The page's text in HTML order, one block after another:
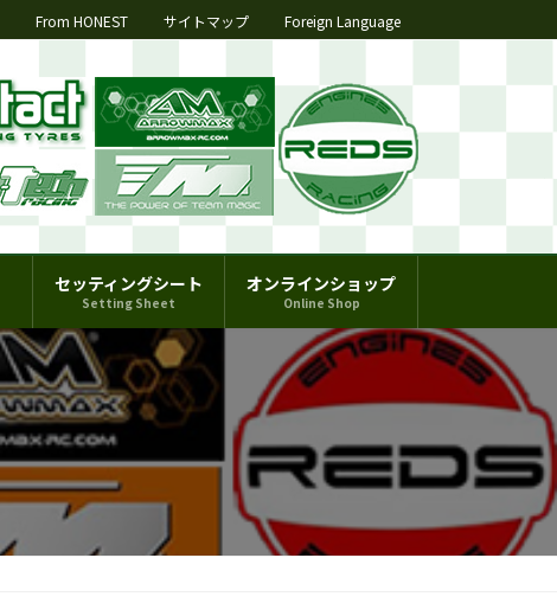
From HONEST サイトマップ Foreign Language
セッティングシート
Setting Sheet
オンラインショップ
Online Shop